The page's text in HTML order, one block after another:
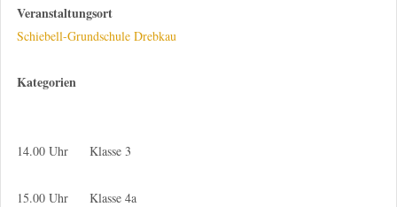
Veranstaltungsort
Schiebell-Grundschule Drebkau
Kategorien
14.00 Uhr Klasse 3
15.00 Uhr Klasse 4a